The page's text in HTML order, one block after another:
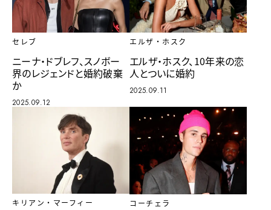
セレブ
ニーナ・ドブレフ、スノボー
界のレジェンドと婚約破棄
か
2025.09.12
エルザ・ホスク
エルザ・ホスク、10年来の恋
人とついに婚約
2025.09.11
キリアン・マーフィー コーチェラ